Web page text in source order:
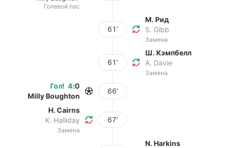
Голевой пас
61’
М. Рид
S. Gibb
Замена
61’
Ш. Кэмпбелл
A. Davie
Замена
Гол! 4:0
Milly Boughton
66’
H. Cairns
K. Halliday
Замена
67’
N. Harkins